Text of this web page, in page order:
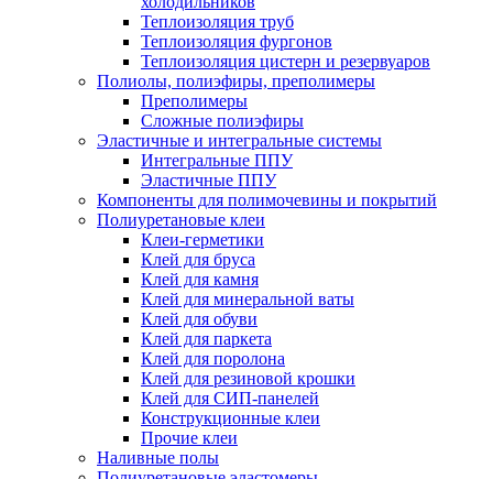
Теплоизоляция труб
Теплоизоляция фургонов
Теплоизоляция цистерн и резервуаров
Полиолы, полиэфиры, преполимеры
Преполимеры
Сложные полиэфиры
Эластичные и интегральные системы
Интегральные ППУ
Эластичные ППУ
Компоненты для полимочевины и покрытий
Полиуретановые клеи
Клеи-герметики
Клей для бруса
Клей для камня
Клей для минеральной ваты
Клей для обуви
Клей для паркета
Клей для поролона
Клей для резиновой крошки
Клей для СИП-панелей
Конструкционные клеи
Прочие клеи
Наливные полы